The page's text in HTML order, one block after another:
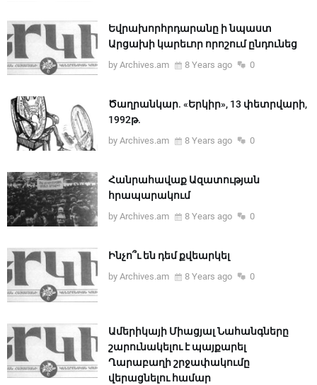
Եվրախորհրդարանը ի նպաստ
Արցախի կարեւոր որոշում ընդունեց
by Archives.am 8 Years ago 0
Ծաղրանկար. «Երկիր», 13 փետրվարի,
1992թ.
by Archives.am 8 Years ago 0
Հանրահավաք Ազատության
հրապարակում
by Archives.am 8 Years ago 0
Ինչո՞ւ են դեմ քվեարկել
by Archives.am 8 Years ago 0
Ամերիկայի Միացյալ Նահանգները
շարունակելու է պայքարել
Ղարաբաղի շրջափակումը
վերացնելու համար